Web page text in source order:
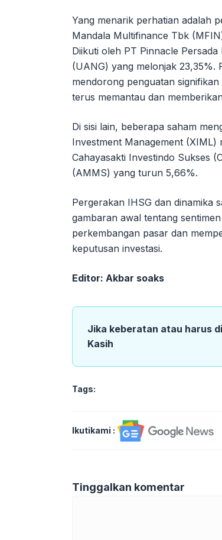
Yang menarik perhatian adalah
Mandala Multifinance Tbk
Diikuti oleh PT Pinnacle
(UANG) yang melonjak
mendorong penguatan
terus memantau dan
Di sisi lain, beberapa saham
Investment Management (XIML)
Cahayasakti Investindo Sukses
(AMMS) yang turun 5,66%.
Pergerakan IHSG dan dinamika
gambaran awal tentang
perkembangan pasar dan
keputusan investasi.
Editor: Akbar soaks
Jika keberatan atau harus
Kasih
Tags:
Ikutikami :
Tinggalkan komentar